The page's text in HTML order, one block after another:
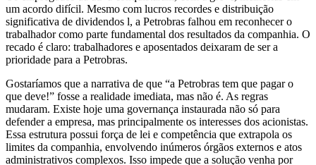
um acordo difícil. Mesmo com lucros recordes e distribuição
significativa de dividendos l, a Petrobras falhou em reconhecer o
trabalhador como parte fundamental dos resultados da companhia. O
recado é claro: trabalhadores e aposentados deixaram de ser a
prioridade para a Petrobras.
Gostaríamos que a narrativa de que “a Petrobras tem que pagar o
que deve!” fosse a realidade imediata, mas não é. As regras
mudaram. Existe hoje uma governança instaurada não só para
defender a empresa, mas principalmente os interesses dos acionistas.
Essa estrutura possui força de lei e competência que extrapola os
limites da companhia, envolvendo inúmeros órgãos externos e atos
administrativos complexos. Isso impede que a solução venha por